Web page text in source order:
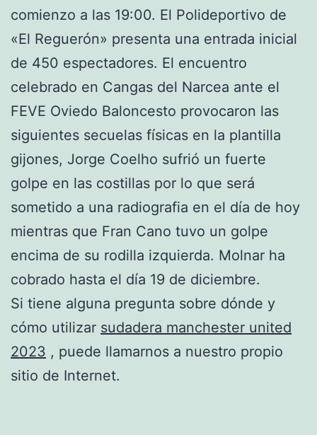
comienzo a las 19:00. El Polideportivo de
«El Reguerón» presenta una entrada inicial
de 450 espectadores. El encuentro
celebrado en Cangas del Narcea ante el
FEVE Oviedo Baloncesto provocaron las
siguientes secuelas físicas en la plantilla
gijones, Jorge Coelho sufrió un fuerte
golpe en las costillas por lo que será
sometido a una radiografia en el día de hoy
mientras que Fran Cano tuvo un golpe
encima de su rodilla izquierda. Molnar ha
cobrado hasta el día 19 de diciembre.
Si tiene alguna pregunta sobre dónde y
cómo utilizar sudadera manchester united
2023 , puede llamarnos a nuestro propio
sitio de Internet.